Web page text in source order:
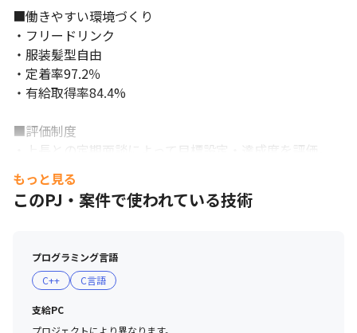
■働きやすい環境づくり
・フリードリンク
・服装髪型自由
・定着率97.2％
・有給取得率84.4%
■評価制度
・上長との定期面談によって目標設定・達成度を評価。
常に評価者が近くにいるため、正当な評価がされる環境
です。
・年功序列でなく、しっかりと個人のスキルや実績で評価
りや仕事への姿勢も評価項目です。
もっと見る
このPJ・案件で使われている技術
プログラミング言語
C++
C言語
支給PC
プロジェクトにより異なります。